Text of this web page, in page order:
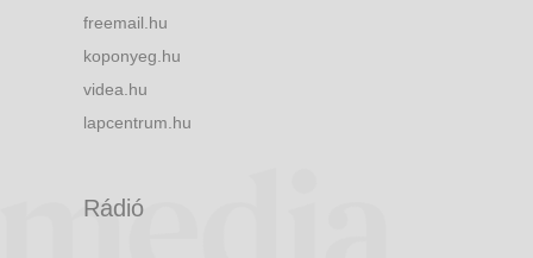
freemail.hu
koponyeg.hu
videa.hu
lapcentrum.hu
Rádió